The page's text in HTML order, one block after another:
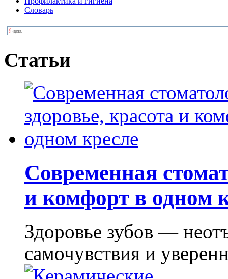
Словарь
Статьи
Современная
и комфорт в одном
Здоровье зубов —
самочувствия и